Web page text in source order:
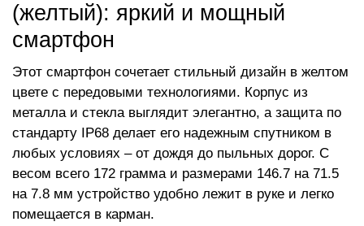
(желтый): яркий и мощный
смартфон
Этот смартфон сочетает стильный дизайн в желтом
цвете с передовыми технологиями. Корпус из
металла и стекла выглядит элегантно, а защита по
стандарту IP68 делает его надежным спутником в
любых условиях – от дождя до пыльных дорог. С
весом всего 172 грамма и размерами 146.7 на 71.5
на 7.8 мм устройство удобно лежит в руке и легко
помещается в карман.